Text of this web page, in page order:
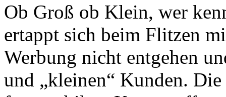
Ob Groß ob Klein, wer
ertappt sich beim Flitzen
Werbung nicht entgehen
und „kleinen“ Kunden.